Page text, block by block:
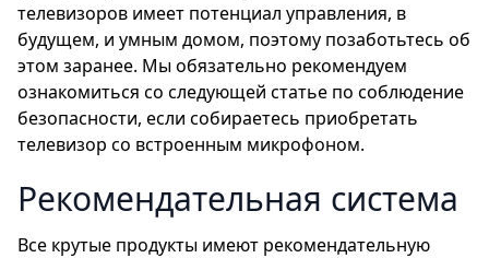
телевизоров имеет потенциал управления, в
будущем, и умным домом, поэтому позаботьтесь об
этом заранее. Мы обязательно рекомендуем
ознакомиться со следующей статье по соблюдение
безопасности, если собираетесь приобретать
телевизор со встроенным микрофоном.
Рекомендательная система
Все крутые продукты имеют рекомендательную